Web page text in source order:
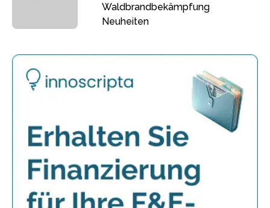
Waldbrandbekämpfung
Neuheiten